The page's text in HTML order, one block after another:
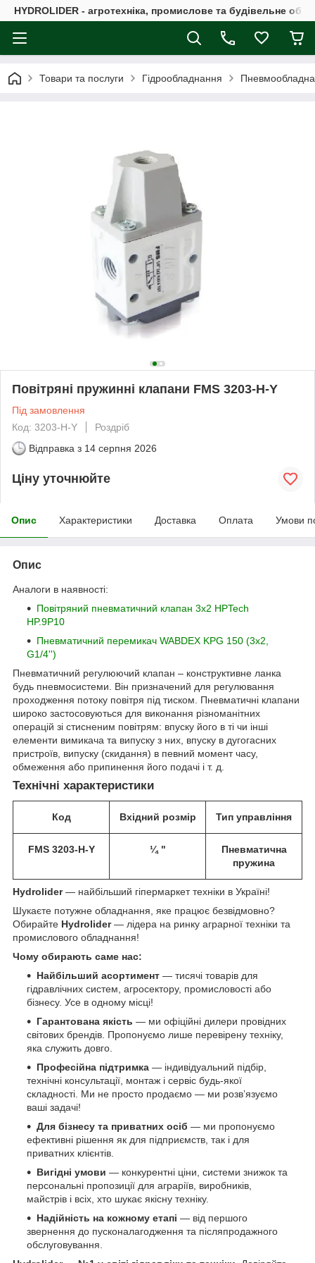
HYDROLIDER - агротехніка, промислове та будівельне
Товари та послуги Гідрообладнання
Повітряні пружинні клапани FMS 3203-H-Y
Під замовлення
Код: 3203-H-Y
Роздріб
Відправка з 14 серпня 2026
Ціну уточнюйте
Опис Характеристики Доставка Оплата Умови
Опис
Аналоги в наявності:
Повітряний пневматичний клапан 3x2 HPTech
HP.9P10
Пневматичний перемикач WABDEX KPG 150 (3x2,
G1/4'')
Пневматичний регулюючий клапан – конструктивне ланка
будь пневмосистеми. Він призначений для регулювання
проходження потоку повітря під тиском. Пневматичні клапани
широко застосовуються для виконання різноманітних
операцій зі стисненим повітрям: впуску його в ті чи інші
елементи вимикача та випуску з них, впуску в дугогасних
пристроїв, випуску (скидання) в певний момент часу,
обмеження або припинення його подачі і т. д.
Технічні характеристики
Код Вхідний розмір Тип управління
FMS 3203-H-Y ¼ "
Пневматична
пружина
Hydrolider— найбільший гіпермаркет техніки в Україні!
Шукаєте потужне обладнання, яке працює безвідмовно?
Обирайте Hydrolider— лідера на ринку аграрної техніки та
промислового обладнання!
Чому обирають саме нас:
Найбільший асортимент — тисячі товарів для
гідравлічних систем, агросектору, промисловості або
бізнесу. Усе в одному місці!
Гарантована якість — ми офіційні дилери провідних
світових брендів. Пропонуємо лише перевірену техніку,
яка служить довго.
Професійна підтримка — індивідуальний підбір,
технічні консультації, монтаж і сервіс будь-якої
складності. Ми не просто продаємо — ми розв’язуємо
ваші задачі!
Для бізнесу та приватних осіб — ми пропонуємо
ефективні рішення як для підприємств, так і для
приватних клієнтів.
Вигідні умови — конкурентні ціни, системи знижок та
персональні пропозиції для аграріїв, виробників,
майстрів і всіх, хто шукає якісну техніку.
Надійність на кожному етапі — від першого
звернення до пусконалагодження та післяпродажного
обслуговування.